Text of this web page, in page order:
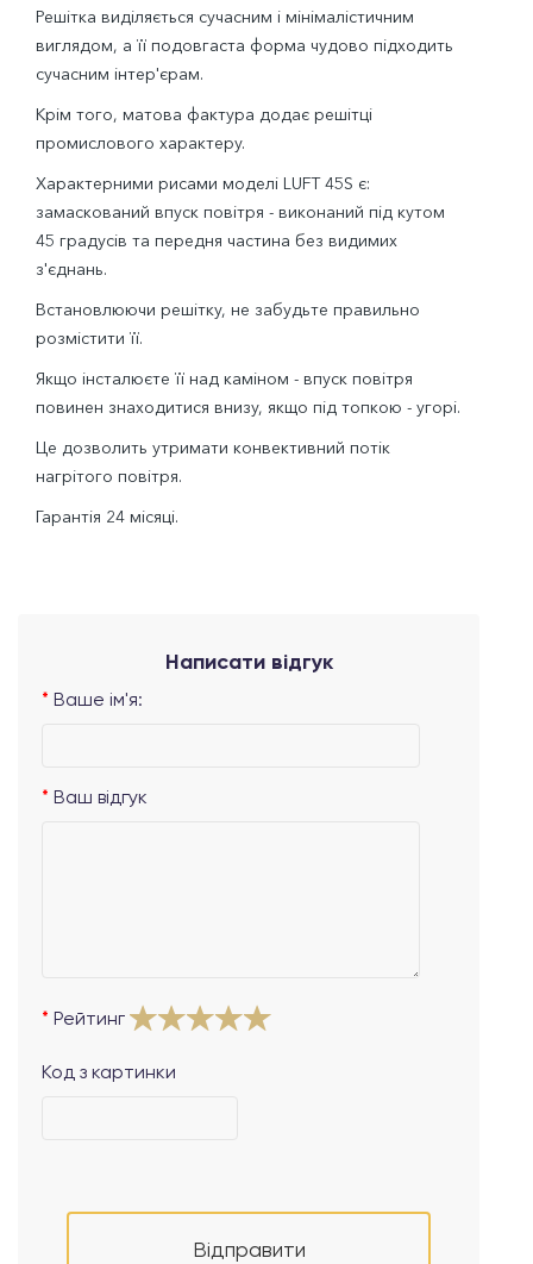
Решітка виділяється сучасним і мінімалістичним
виглядом, а її подовгаста форма чудово підходить
сучасним інтер'єрам.
Крім того, матова фактура додає решітці
промислового характеру.
Характерними рисами моделі LUFT 45S є:
замаскований впуск повітря - виконаний під кутом
45 градусів та передня частина без видимих
з'єднань.
Встановлюючи решітку, не забудьте правильно
розмістити її.
Якщо інсталюєте її над каміном - впуск повітря
повинен знаходитися внизу, якщо під топкою - угорі.
Це дозволить утримати конвективний потік
нагрітого повітря.
Гарантія 24 місяці.
Написати відгук
Ваше ім'я:
Ваш відгук
Рейтинг
Код з картинки
Відправити